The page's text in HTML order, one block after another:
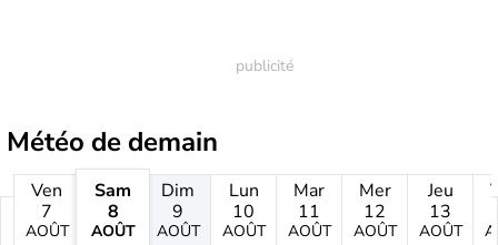
Météo de demain
Ven
7
AOÛT
Sam
8
AOÛT
Dim
9
AOÛT
Lun
10
AOÛT
Mar
11
AOÛT
Mer
12
AOÛT
Jeu
13
AOÛT